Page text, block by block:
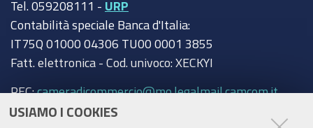
USIAMO I COOKIES
Tel. 059208111 - URP
Contabilità speciale Banca d'Italia:
IT75Q 01000 04306 TU00 0001 3855
Fatt. elettronica - Cod. univoco: XECKYI
PEC:cameradicommercio@mo.legalmail.camcom.it
Trasparenza